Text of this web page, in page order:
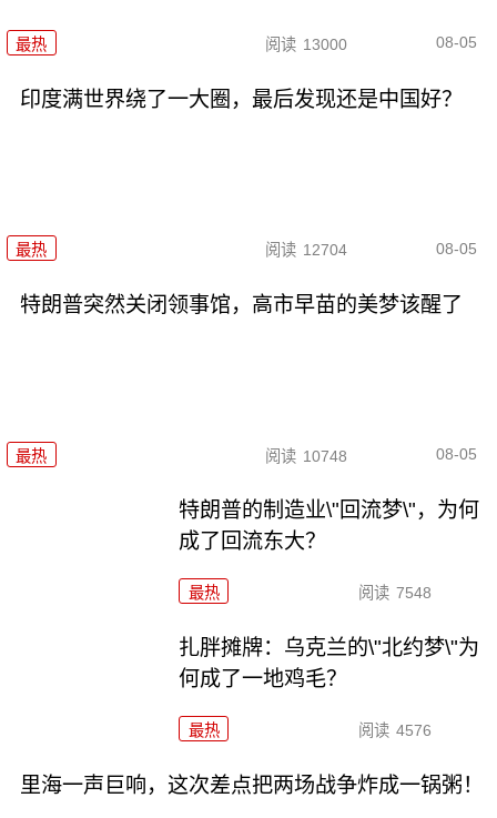
最热 阅读 13000 08-05
印度满世界绕了一大圈，最后发现还是中国好？
最热 阅读 12704 08-05
特朗普突然关闭领事馆，高市早苗的美梦该醒了
最热 阅读 10748 08-05
特朗普的制造业\"回流梦\"，为何
成了回流东大？
最热 阅读 7548
扎胖摊牌：乌克兰的\"北约梦\"为
何成了一地鸡毛？
最热 阅读 4576
里海一声巨响，这次差点把两场战争炸成一锅粥！